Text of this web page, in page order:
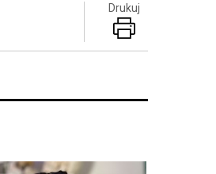
Drukuj